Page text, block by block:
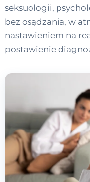
seksuologii,
bez osądzania, w
nastawieniem na
postawienie